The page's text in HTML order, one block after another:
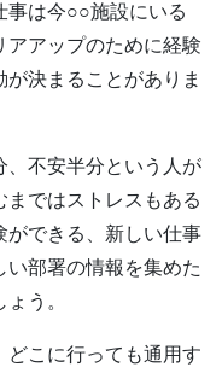
事は今○○施設にいる
アップのために経験
決まることがありま
、不安半分という人が
ではストレスもある
ができる、新しい仕事
部署の情報を集めた
う。
こに行っても通用す